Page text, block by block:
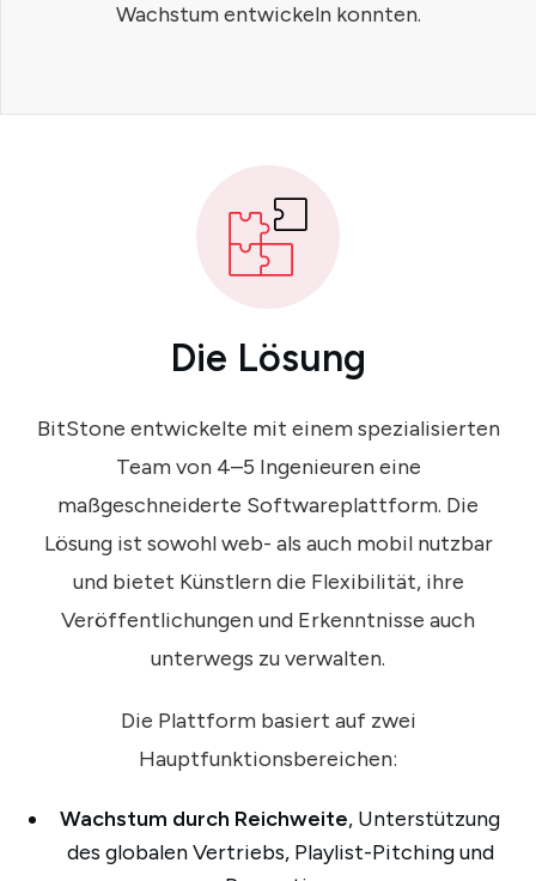
Wachstum entwickeln konnten.
Die Lösung
BitStone entwickelte mit einem spezialisierten
Team von 4–5 Ingenieuren eine
maßgeschneiderte Softwareplattform. Die
Lösung ist sowohl web- als auch mobil nutzbar
und bietet Künstlern die Flexibilität, ihre
Veröffentlichungen und Erkenntnisse auch
unterwegs zu verwalten.
Die Plattform basiert auf zwei
Hauptfunktionsbereichen:
Wachstum durch Reichweite, Unterstützung
des globalen Vertriebs, Playlist-Pitching und